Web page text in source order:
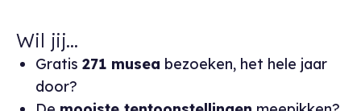
Wil jij...
Gratis 271 musea bezoeken, het hele jaar
door?